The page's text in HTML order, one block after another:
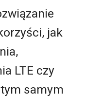
jak
LTE czy
samym